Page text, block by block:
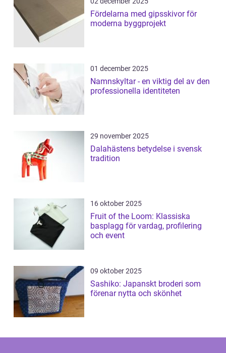
Fördelarna med gipsskivor för
moderna byggprojekt
01 december 2025
Namnskyltar - en viktig del av den
professionella identiteten
29 november 2025
Dalahästens betydelse i svensk
tradition
16 oktober 2025
Fruit of the Loom: Klassiska
basplagg för vardag, profilering
och event
09 oktober 2025
Sashiko: Japanskt broderi som
förenar nytta och skönhet